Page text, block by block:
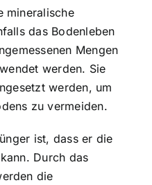
mineralische
das Bodenleben
Mengen
werden. Sie
werden, um
zu vermeiden.
ist, dass er die
Durch das
die